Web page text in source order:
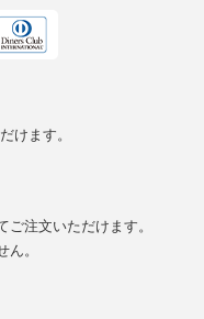
けます。
注文いただけます。
。